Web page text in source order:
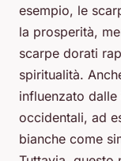
esempio, le
la prosperità,
scarpe dorati
spiritualità.
influenzato
occidentali, ad
bianche come